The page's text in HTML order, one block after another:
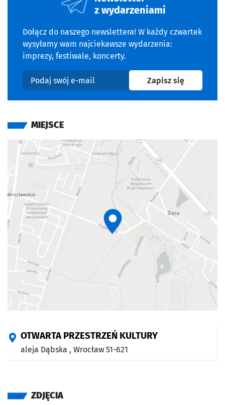
z wydarzeniami
Dołącz do naszego newslettera! W każdy czwartek
wysyłamy wam najciekawsze wydarzenia:
imprezy, festiwale, koncerty.
Podaj swój e-mail
Zapisz sięna
MIEJSCE
OTWARTA PRZESTRZEŃ KULTURY
aleja Dąbska , Wrocław 51-621
ZDJĘCIA